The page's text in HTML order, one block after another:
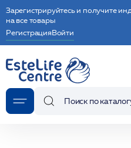
Зарегистрируйтесь и получите
на все товары
РегистрацияВойти